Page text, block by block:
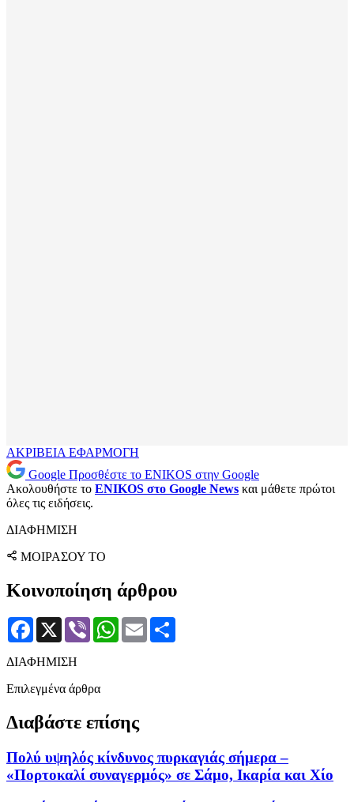
ΑΚΡΙΒΕΙΑ ΕΦΑΡΜΟΓΗ
Google Προσθέστε το ENIKOS στην Google
Ακολουθήστε το ENIKOS στο Google News και μάθετε πρώτοι
όλες τις ειδήσεις.
ΔΙΑΦΗΜΙΣΗ
ΜΟΙΡΑΣΟΥ ΤΟ
Κοινοποίηση άρθρου
Facebook
X Viber WhatsApp
Email
ΔΙΑΦΗΜΙΣΗ
Επιλεγμένα άρθρα
Διαβάστε επίσης
Πολύ υψηλός κίνδυνος πυρκαγιάς σήμερα –
«Πορτοκαλί συναγερμός» σε Σάμο, Ικαρία και Χίο